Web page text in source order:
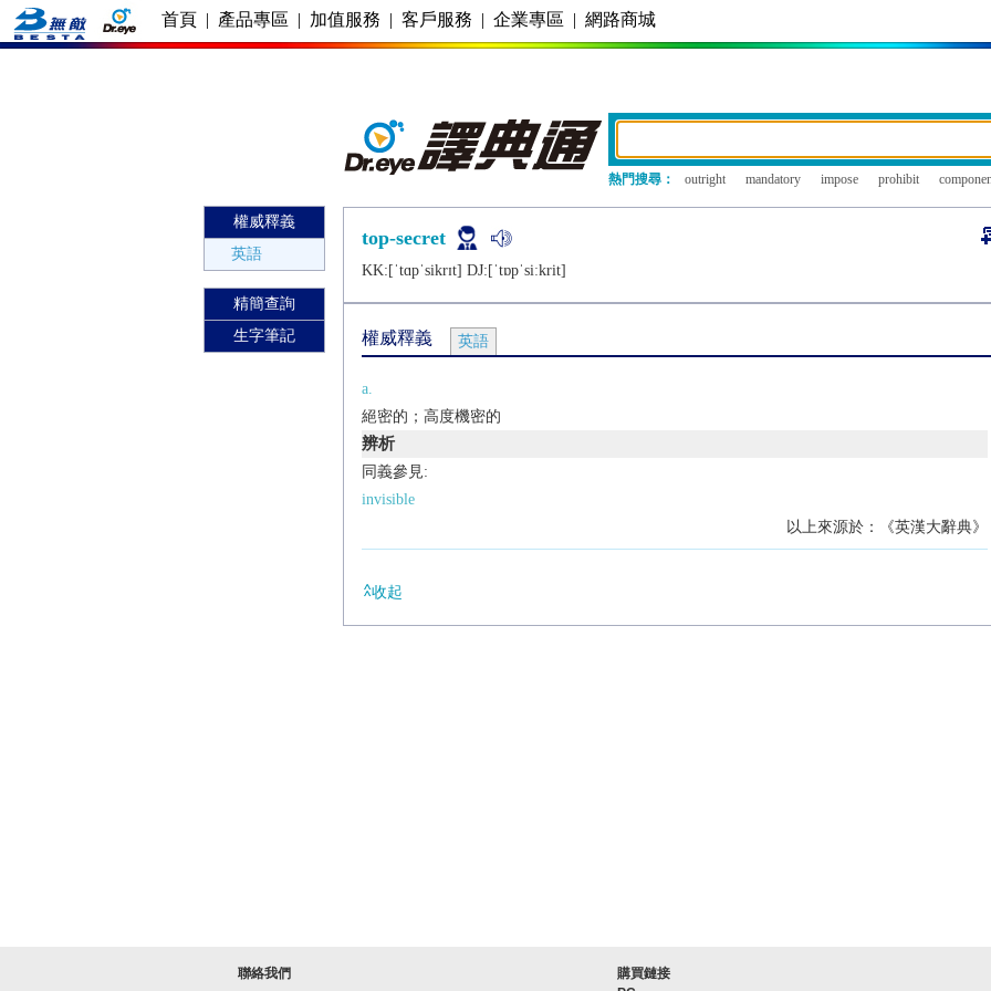
首頁 | 產品專區 | 加值服務 | 客戶服務 | 企業專區 | 網路商城
熱門搜尋： outright mandatory impose prohibit
權威釋義
英語
精簡查詢
生字筆記
top-secret
KK:[ˈtɑpˈsikrɪt] DJ:[ˈtɒpˈsiːkrit]
權威釋義 英語
a.
絕密的；高度機密的
辨析
同義參見:
invisible
以上來源於：《英漢大辭典》
收起
聯絡我們
購買鏈接